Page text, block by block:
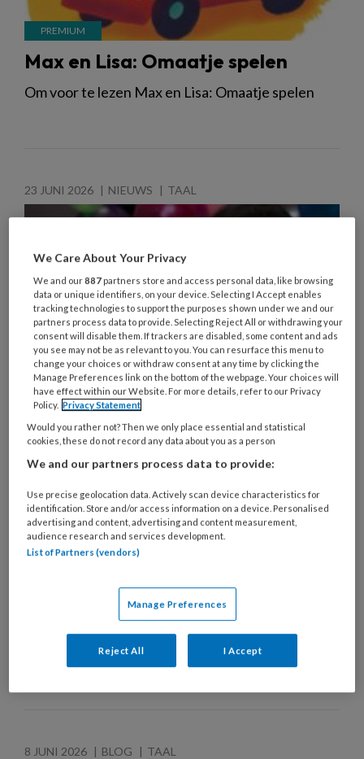
Max en Lisa: Omaatje spelen
Om voor te lezen Max en Lisa: Omaatje spelen
23 JUNI 2026 NIEUWS TAAL
Gebruik jij bewust geen
verkleinwoordjes? ‘Dat is totaal
onnodig’
Uit een recente poll op onze sociale media blijkt
dat de meesten van jullie letten op het gebruik
psycholinguïstiek Frank Wijnen zegt dat dit
helemaal niet nodig is. Ja, je leest het goed: we
hebben ‘-tje’, ‘-kje’, ‘-je’ en ‘pje’ al die jaren
krampachtig vermeden… voor helemaal niets.
8 JUNI 2026 BLOG TAAL
We Care About Your Privacy
We and our887 partners store and access personal data, like browsing
data or unique identifiers, on your device. Selecting I Accept enables
tracking technologies to support the purposes shown under we and our
partners process data to provide. Selecting Reject All or withdrawing your
consent will disable them. If trackers are disabled, some content and ads
you see may not be as relevant to you. You can resurface this menu to
change your choices or withdraw consent at any time by clicking the
Manage Preferences link on the bottom of the webpage. Your choices will
have effect within our Website. For more details, refer to our Privacy
Policy. Privacy Statement
Would you rather not? Then we only place essential and statistical
cookies, these do not record any data about you as a person
We and our partners process data to provide:
Use precise geolocation data. Actively scan device characteristics for
identification. Store and/or access information on a device. Personalised
advertising and content, advertising and content measurement,
audience research and services development.
List of Partners (vendors)
Manage Preferences
Reject All I Accept